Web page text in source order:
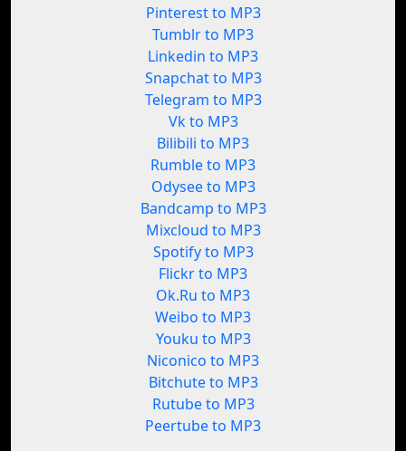
Pinterest to MP3
Tumblr to MP3
Linkedin to MP3
Snapchat to MP3
Telegram to MP3
Vk to MP3
Bilibili to MP3
Rumble to MP3
Odysee to MP3
Bandcamp to MP3
Mixcloud to MP3
Spotify to MP3
Flickr to MP3
Ok.Ru to MP3
Weibo to MP3
Youku to MP3
Niconico to MP3
Bitchute to MP3
Rutube to MP3
Peertube to MP3